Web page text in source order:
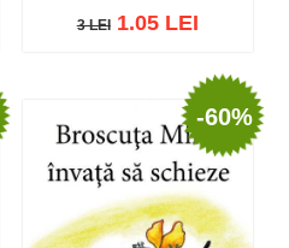
3 LEI
Adaugă în coș Wishlist
3 LEI1.05 LEI
-60%